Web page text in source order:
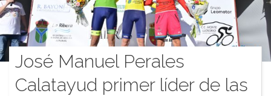
José Manuel Perales
Calatayud primer líder de las